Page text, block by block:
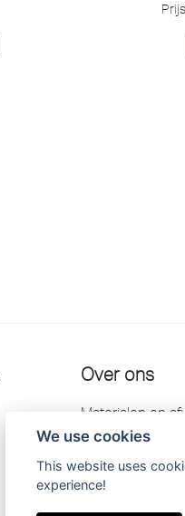
Over ons
Materialen en
Kontakt
Garantie
We use cookies
This website uses
experience!